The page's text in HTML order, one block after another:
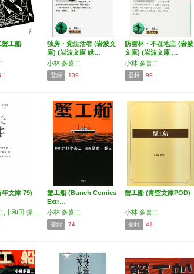
蟹工船
独房・党生活者 (岩波文
庫) (岩波文庫 緑…
小林 多喜二
登録 139
防雪林・不在地主 (岩波
文庫) (岩波文庫 …
小林 多喜二
登録 99
文庫 79)
蟹工船 (Bunch Comics
Extr…
小林 多喜二
登録 74
蟹工船 (青空文庫POD)
小林 多喜二
登録 41